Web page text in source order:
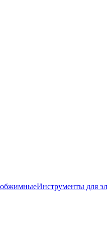
Инструменты для